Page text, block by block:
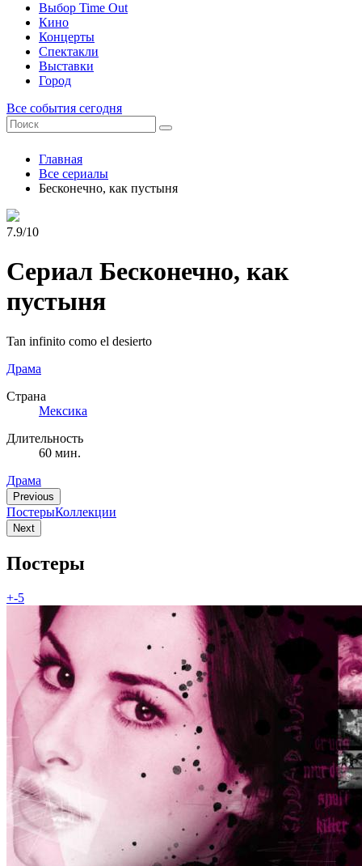
Выбор Time Out
Кино
Концерты
Спектакли
Выставки
Город
Все события сегодня
Главная
Все сериалы
Бесконечно, как пустыня
7.9/10
Сериал Бесконечно, как
пустыня
Tan infinito como el desierto
Драма
Страна
Мексика
Длительность
60 мин.
Драма
Previous
ПостерыКоллекции
Next
Постеры
+-5